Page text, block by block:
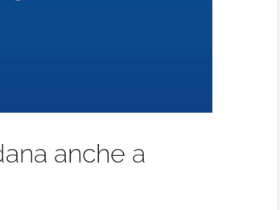
anche a